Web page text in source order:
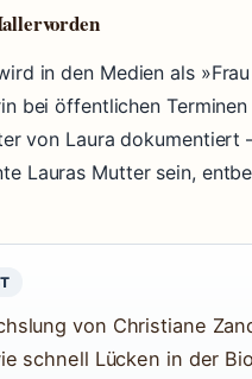
in den Medien als
bei öffentlichen
von Laura dokumentiert
Lauras Mutter sein,
von Christiane
schnell Lücken in der